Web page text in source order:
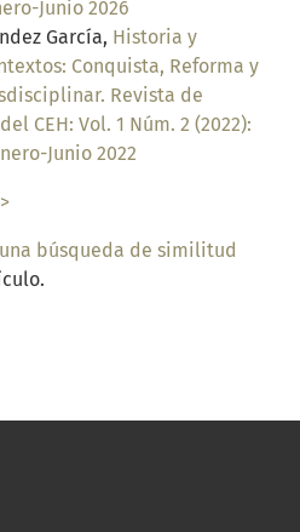
Junio 2026
García, Historia y
Conquista, Reforma y
Revista de
CEH: Vol. 1 Núm. 2 (2022):
Junio 2022
búsqueda de similitud